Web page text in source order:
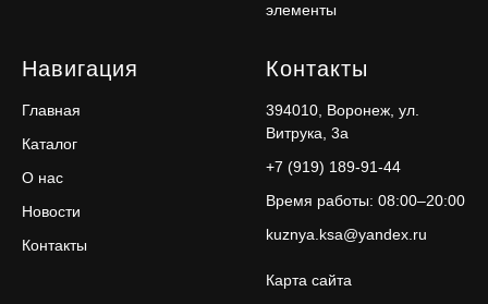
элементы
Навигация
Главная
Каталог
О нас
Новости
Контакты
Контакты
394010, Воронеж, ул.
Витрука, 3а
+7 (919) 189-91-44
Время работы: 08:00–20:00
kuznya.ksa@yandex.ru
Карта сайта